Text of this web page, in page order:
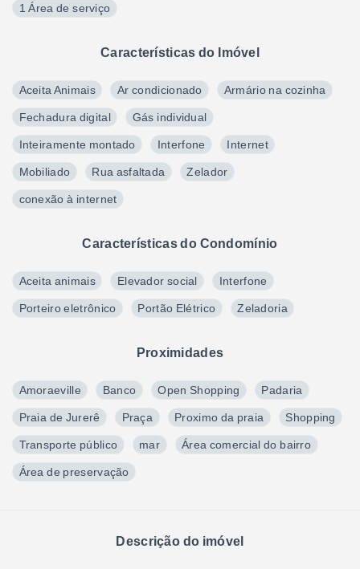
1 Área de serviço
Características do Imóvel
Aceita Animais Ar condicionado Armário na cozinha
Fechadura digital Gás individual
Inteiramente montado Interfone Internet
Mobiliado Rua asfaltada Zelador
conexão à internet
Características do Condomínio
Aceita animais Elevador social Interfone
Porteiro eletrônico Portão Elétrico Zeladoria
Proximidades
Amoraeville Banco Open Shopping Padaria
Praia de Jurerê Praça Proximo da praia Shopping
Transporte público mar Área comercial do bairro
Área de preservação
Descrição do imóvel